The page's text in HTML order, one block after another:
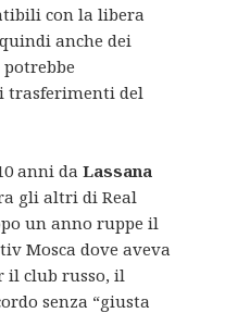
con la libera
anche dei
trasferimenti del
anni daLassana
gli altri di Real
un anno ruppe il
Mosca dove aveva
il club russo, il
senza “giusta